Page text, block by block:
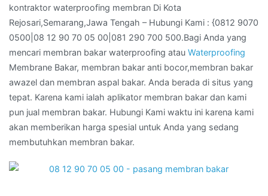
kontraktor waterproofing membran Di Kota
Rejosari,Semarang,Jawa Tengah – Hubungi Kami : {0812 9070
0500|08 12 90 70 05 00|081 290 700 500.Bagi Anda yang
mencari membran bakar waterproofing atau Waterproofing
Membrane Bakar, membran bakar anti bocor,membran bakar
awazel dan membran aspal bakar. Anda berada di situs yang
tepat. Karena kami ialah aplikator membran bakar dan kami
pun jual membran bakar. Hubungi Kami waktu ini karena kami
akan memberikan harga spesial untuk Anda yang sedang
membutuhkan membran bakar.